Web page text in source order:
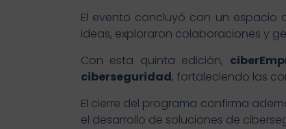
El evento concluyó con un espacio
ideas, exploraron colaboraciones y
Con esta quinta edición,
ciberseguridad, fortaleciendo las
El cierre del programa confirma
el desarrollo de soluciones de